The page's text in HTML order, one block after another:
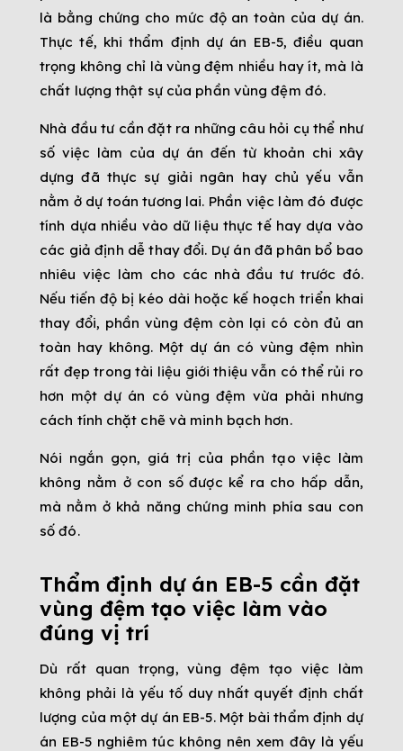
là bằng chứng cho mức độ an toàn của dự án.
Thực tế, khi thẩm định dự án EB-5, điều quan
trọng không chỉ là vùng đệm nhiều hay ít, mà là
chất lượng thật sự của phần vùng đệm đó.
Nhà đầu tư cần đặt ra những câu hỏi cụ thể như
số việc làm của dự án đến từ khoản chi xây
dựng đã thực sự giải ngân hay chủ yếu vẫn
nằm ở dự toán tương lai. Phần việc làm đó được
tính dựa nhiều vào dữ liệu thực tế hay dựa vào
các giả định dễ thay đổi. Dự án đã phân bổ bao
nhiêu việc làm cho các nhà đầu tư trước đó.
Nếu tiến độ bị kéo dài hoặc kế hoạch triển khai
thay đổi, phần vùng đệm còn lại có còn đủ an
toàn hay không. Một dự án có vùng đệm nhìn
rất đẹp trong tài liệu giới thiệu vẫn có thể rủi ro
hơn một dự án có vùng đệm vừa phải nhưng
cách tính chặt chẽ và minh bạch hơn.
Nói ngắn gọn, giá trị của phần tạo việc làm
không nằm ở con số được kể ra cho hấp dẫn,
mà nằm ở khả năng chứng minh phía sau con
số đó.
Thẩm định dự án EB-5 cần đặt
vùng đệm tạo việc làm vào
đúng vị trí
Dù rất quan trọng, vùng đệm tạo việc làm
không phải là yếu tố duy nhất quyết định chất
lượng của một dự án EB-5. Một bài thẩm định dự
án EB-5 nghiêm túc không nên xem đây là yếu